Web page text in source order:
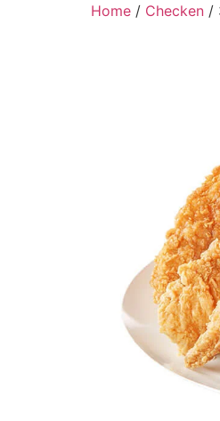
Home / Checken /